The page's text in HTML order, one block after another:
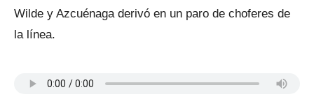
Wilde y Azcuénaga derivó en un paro de choferes de
la línea.